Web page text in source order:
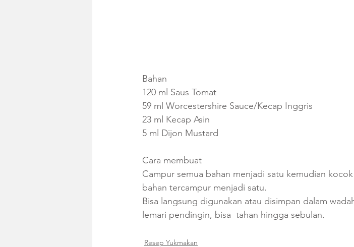
Bahan
120 ml Saus Tomat
59 ml Worcestershire Sauce/Kecap Inggris
23 ml Kecap Asin
5 ml Dijon Mustard
Cara membuat
Campur semua bahan menjadi satu kemudian
bahan tercampur menjadi satu.
Bisa langsung digunakan atau disimpan dalam
lemari pendingin, bisa  tahan hingga sebulan.
Resep Yukmakan